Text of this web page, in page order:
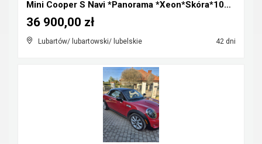
Mini Cooper S Navi *Panorama *Xeon*Skóra*100%Orygi...
Lubartów/ lubartowski/ lubelskie 42 dni
36 900,00 zł